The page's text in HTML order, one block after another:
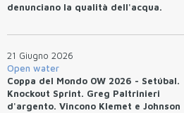
denunciano la qualità dell'acqua.
21 Giugno 2026
Open water
Coppa del Mondo OW 2026 - Setúbal.
Knockout Sprint. Greg Paltrinieri
d'argento. Vincono Klemet e Johnson